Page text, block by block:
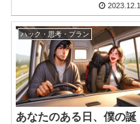
ハック・思考・プラン
あなたのある日、僕の誕